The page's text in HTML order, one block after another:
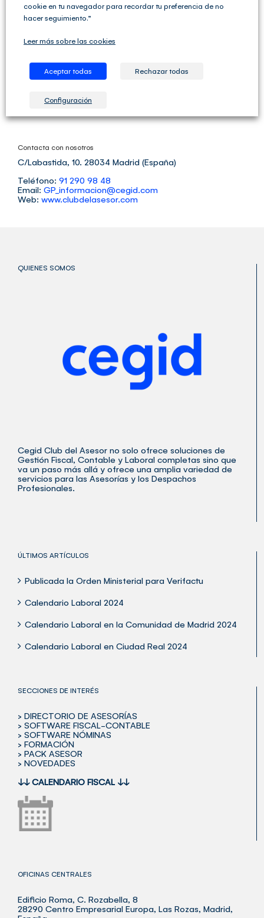
Entradas recientes
Publicada la Orden Ministerial para Verifactu
Calendario Laboral 2024
Calendario Laboral en la Comunidad de Madrid 2024
Calendario Laboral en Ciudad Real 2024
Contacta con nosotros
C/Labastida, 10. 28034 Madrid (España)
Teléfono: 91 290 98 48
Email: GP_informacion@cegid.com
Web: www.clubdelasesor.com
QUIENES SOMOS
Cegid Club del Asesor no solo ofrece soluciones de
Gestión Fiscal, Contable y Laboral completas sino que
va un paso más allá y ofrece una amplia variedad de
servicios para las Asesorías y los Despachos
Profesionales.
ÚLTIMOS ARTÍCULOS
Publicada la Orden Ministerial para Verifactu
Calendario Laboral 2024
Calendario Laboral en la Comunidad de Madrid 2024
Calendario Laboral en Ciudad Real 2024
SECCIONES DE INTERÉS
> DIRECTORIO DE ASESORÍAS
> SOFTWARE FISCAL-CONTABLE
> SOFTWARE NÓMINAS
> FORMACIÓN
> PACK ASESOR
> NOVEDADES
↓↓ CALENDARIO FISCAL ↓↓
OFICINAS CENTRALES
Edificio Roma, C. Rozabella, 8
28290 Centro Empresarial Europa, Las Rozas, Madrid,
cookie en tu navegador para recordar tu preferencia de no
hacer seguimiento.”
Leer más sobre las cookies
Aceptar todas Rechazar todas
Configuración